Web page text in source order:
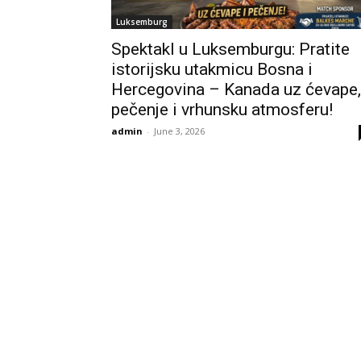
Luksemburg
Spektakl u Luksemburgu: Pratite
istorijsku utakmicu Bosna i
Hercegovina – Kanada uz ćevape,
pečenje i vrhunsku atmosferu!
admin - June 3, 2026